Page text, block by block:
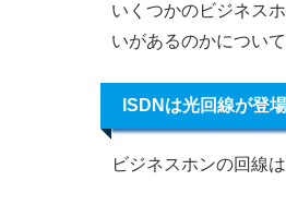
いくつかのビジネス
いがあるのかについ
ISDNは光回線が登
ビジネスホンの回線